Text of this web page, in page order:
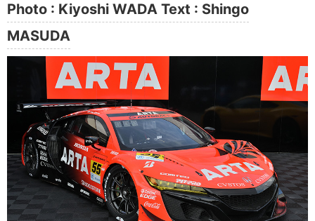
Photo : Kiyoshi WADA Text : Shingo
MASUDA